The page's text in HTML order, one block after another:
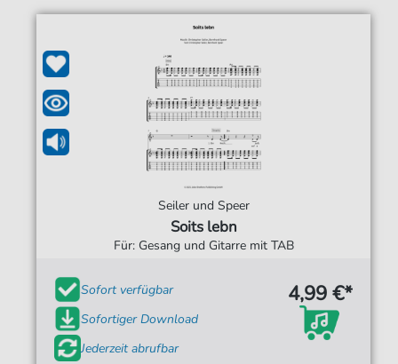
Seiler und Speer
Soits lebn
Für: Gesang und Gitarre mit TAB
Sofort verfügbar
Sofortiger Download
Jederzeit abrufbar
4,99 €*